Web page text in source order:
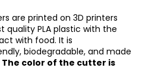
are printed on 3D printers
quality PLA plastic with the
with food. It is
biodegradable, and made
The color of the cutter is